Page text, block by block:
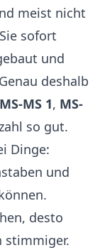
meist nicht
sofort
und
deshalb
MS-MS 1, MS-
so gut.
Dinge:
und
desto
stimmiger.